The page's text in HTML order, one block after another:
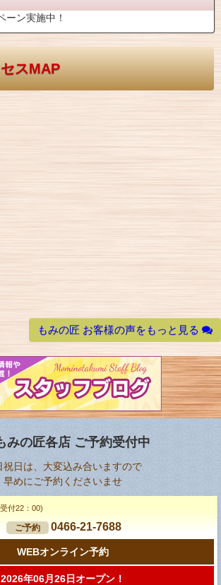
ーン実施中！
スMAP
もみの匠 お客様の声をもっと見る
みの匠各店 ご予約受付中
祝日は、大変込み合いますので
早めにご予約くださいませ
付22：00)
ご予約 0466-21-7688
WEBオンライン予約
2026年06月26日オープン！